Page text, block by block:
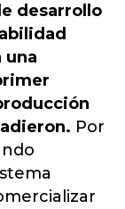
desarrollo
una
Por